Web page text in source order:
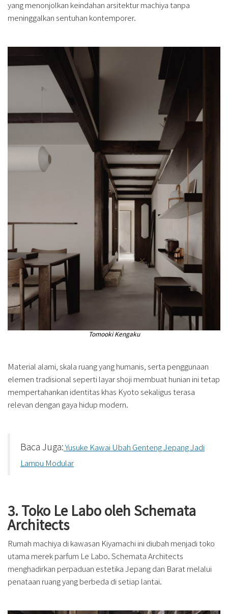
yang menonjolkan keindahan arsitektur machiya tanpa
meninggalkan sentuhan kontemporer.
Tomooki Kengaku
Material alami, skala ruang yang humanis, serta penggunaan
elemen tradisional seperti layar shoji membuat hunian ini tetap
mempertahankan identitas khas Kyoto sekaligus terasa
relevan dengan gaya hidup modern.
Baca Juga:Yusuke Kawai Ubah Genteng Jepang Jadi
Lampu Modular
3. Toko Le Labo oleh Schemata
Architects
Rumah machiya di kawasan Kiyamachi ini diubah menjadi toko
utama merek parfum Le Labo. Schemata Architects
menghadirkan perpaduan estetika Jepang dan Barat melalui
penataan ruang yang berbeda di setiap lantai.